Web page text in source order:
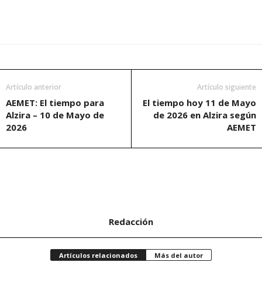
Artículo anterior
AEMET: El tiempo para
Alzira – 10 de Mayo de
2026
Artículo siguiente
El tiempo hoy 11 de Mayo
de 2026 en Alzira según
AEMET
Redacción
Artículos relacionados Más del autor